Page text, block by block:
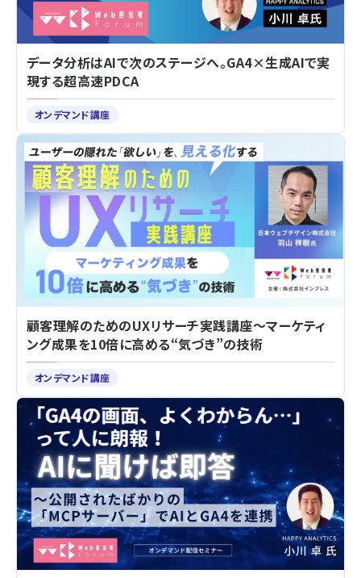
データ分析はAIで次のステージへ。GA4×生成AIで実
現する超高速PDCA
オンデマンド講座
顧客理解のためのUXリサーチ実践講座～マーケティ
ング成果を10倍に高める“気づき”の技術
オンデマンド講座